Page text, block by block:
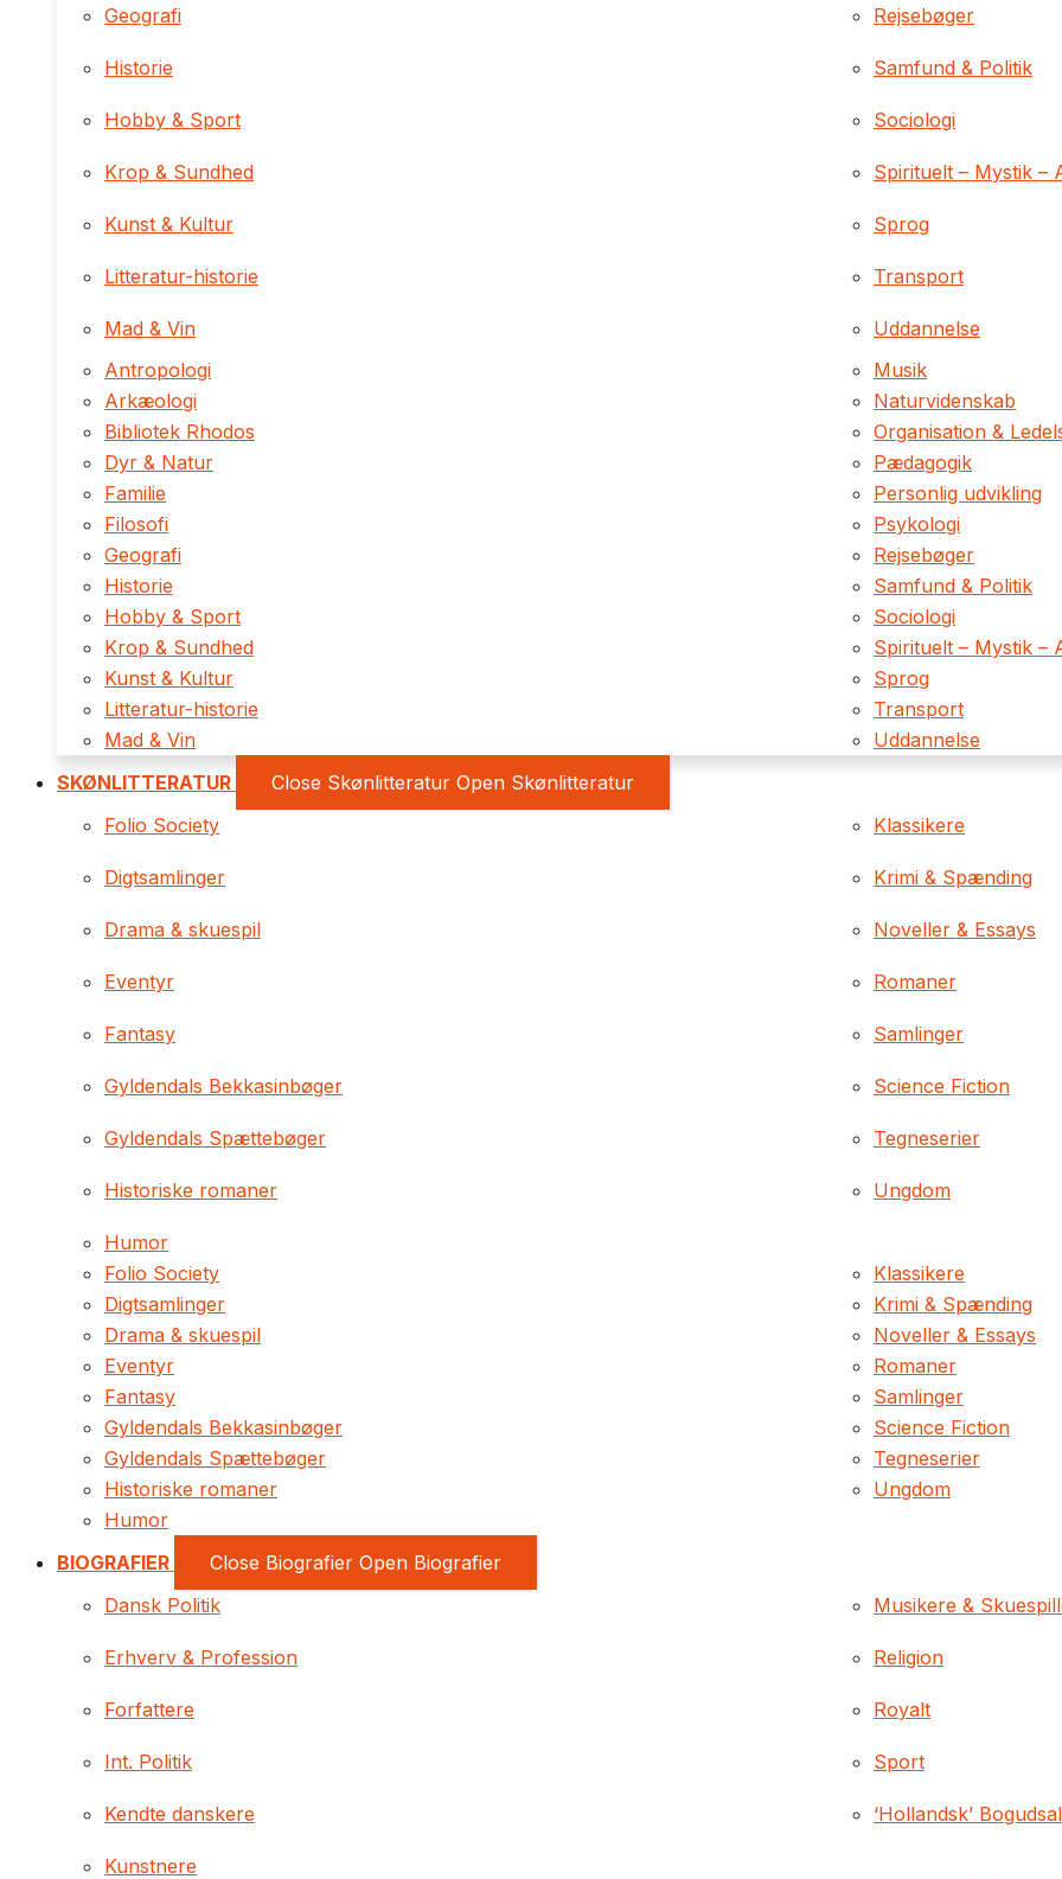
Geografi
Historie
Hobby & Sport
Krop & Sundhed
Kunst & Kultur
Litteratur-historie
Mad & Vin
Rejsebøger
Samfund & Politik
Sociologi
Spirituelt – Mystik –
Sprog
Transport
Uddannelse
Antropologi
Arkæologi
Bibliotek Rhodos
Dyr & Natur
Familie
Filosofi
Geografi
Historie
Hobby & Sport
Krop & Sundhed
Kunst & Kultur
Litteratur-historie
Mad & Vin
Musik
Naturvidenskab
Organisation &
Pædagogik
Personlig udvikling
Psykologi
Rejsebøger
Samfund & Politik
Sociologi
Spirituelt – Mystik –
Sprog
Transport
Uddannelse
SKØNLITTERATUR
Close Skønlitteratur Open Skønlitteratur
Folio Society
Digtsamlinger
Drama & skuespil
Eventyr
Fantasy
Gyldendals Bekkasinbøger
Gyldendals Spættebøger
Historiske romaner
Humor
Klassikere
Krimi & Spænding
Noveller & Essays
Romaner
Samlinger
Science Fiction
Tegneserier
Ungdom
Folio Society
Digtsamlinger
Drama & skuespil
Eventyr
Fantasy
Gyldendals Bekkasinbøger
Gyldendals Spættebøger
Historiske romaner
Humor
Klassikere
Krimi & Spænding
Noveller & Essays
Romaner
Samlinger
Science Fiction
Tegneserier
Ungdom
BIOGRAFIER Close Biografier Open Biografier
Dansk Politik
Erhverv & Profession
Forfattere
Int. Politik
Kendte danskere
Kunstnere
Musikere &
Religion
Royalt
Sport
‘Hollandsk’